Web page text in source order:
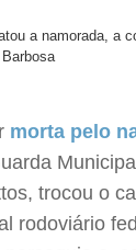
a namorada, a
morta pelo
trocou o
rodoviário